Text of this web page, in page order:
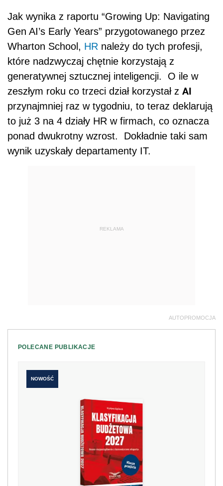
Jak wynika z raportu “Growing Up: Navigating
Gen AI’s Early Years” przygotowanego przez
Wharton School, HR należy do tych profesji,
które nadzwyczaj chętnie korzystają z
generatywnej sztucznej inteligencji.
O ile w
zeszłym roku co trzeci dział korzystał z AI
przynajmniej raz w tygodniu, to teraz deklarują
to już 3 na 4 działy HR w firmach, co oznacza
ponad dwukrotny wzrost.
Dokładnie taki sam
wynik uzyskały departamenty IT.
REKLAMA
AUTOPROMOCJA
POLECANE PUBLIKACJE
NOWOŚĆ